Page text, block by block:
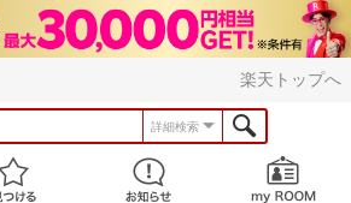
楽天トップへ
詳細検索
見つける お知らせ